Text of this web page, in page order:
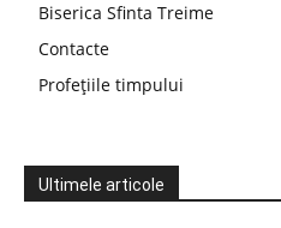
Biserica Sfinta Treime
Contacte
Profețiile timpului
Ultimele articole